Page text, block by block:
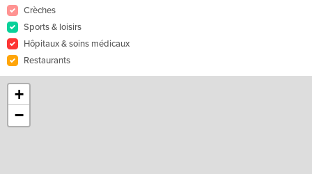
Crèches
Sports & loisirs
Hôpitaux & soins médicaux
Restaurants
+
−